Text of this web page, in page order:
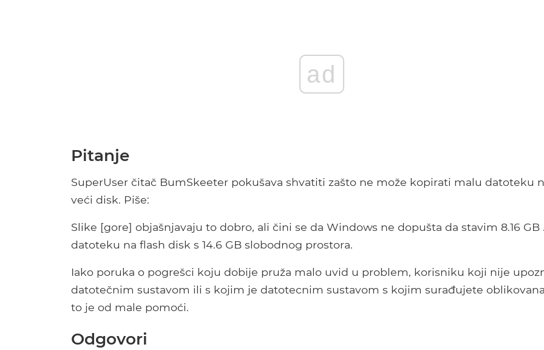
ad
Pitanje
SuperUser čitač BumSkeeter pokušava shvatiti zašto ne može kopirati malu datoteku
veći disk. Piše:
Slike [gore] objašnjavaju to dobro, ali čini se da Windows ne dopušta da stavim 8.16 GB
datoteku na flash disk s 14.6 GB slobodnog prostora.
Iako poruka o pogrešci koju dobije pruža malo uvid u problem, korisniku koji nije
datotečnim sustavom ili s kojim je datotecnim sustavom s kojim surađujete
to je od male pomoći.
Odgovori